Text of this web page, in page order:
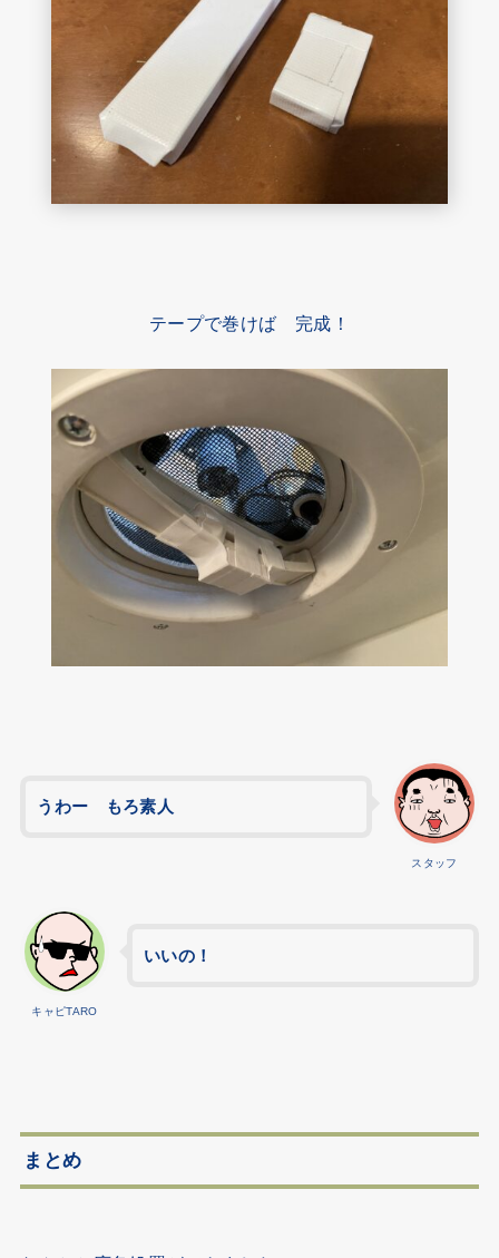
テープで巻けば 完成！
スタッフ
うわー もろ素人
キャピTARO
いいの！
まとめ